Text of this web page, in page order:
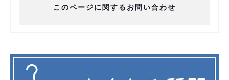
このページに関するお問い合わせ